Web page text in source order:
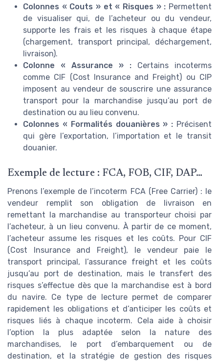
Colonnes « Couts » et « Risques » : Permettent
de visualiser qui, de l’acheteur ou du vendeur,
supporte les frais et les risques à chaque étape
(chargement, transport principal, déchargement,
livraison).
Colonne « Assurance » : Certains incoterms
comme CIF (Cost Insurance and Freight) ou CIP
imposent au vendeur de souscrire une assurance
transport pour la marchandise jusqu’au port de
destination ou au lieu convenu.
Colonnes « Formalités douanières » : Précisent
qui gère l’exportation, l’importation et le transit
douanier.
Exemple de lecture : FCA, FOB, CIF, DAP…
Prenons l’exemple de l’incoterm FCA (Free Carrier) : le
vendeur remplit son obligation de livraison en
remettant la marchandise au transporteur choisi par
l’acheteur, à un lieu convenu. À partir de ce moment,
l’acheteur assume les risques et les coûts. Pour CIF
(Cost Insurance and Freight), le vendeur paie le
transport principal, l’assurance freight et les coûts
jusqu’au port de destination, mais le transfert des
risques s’effectue dès que la marchandise est à bord
du navire. Ce type de lecture permet de comparer
rapidement les obligations et d’anticiper les coûts et
risques liés à chaque incoterm. Cela aide à choisir
l’option la plus adaptée selon la nature des
marchandises, le port d’embarquement ou de
destination, et la stratégie de gestion des risques